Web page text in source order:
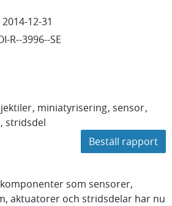
2014-12-31
R--3996--SE
miniatyrisering sensor
stridsdel
Beställ rapport
som sensorer,
aktuatorer och stridsdelar har nu